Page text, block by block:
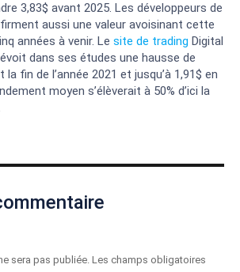
3,83$ avant 2025. Les développeurs de
aussi une valeur avoisinant cette
années à venir. Le site de trading Digital
dans ses études une hausse de
la fin de l’année 2021 et jusqu’à 1,91$ en
moyen s’élèverait à 50% d’ici la
sera pas publiée. Les champs obligatoires